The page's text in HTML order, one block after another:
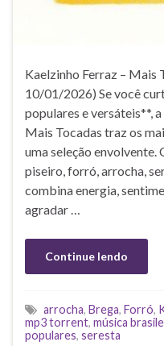
Kaelzinho Ferraz – Mais
10/01/2026) Se você
populares e versáteis**,
Mais Tocadas traz os
uma seleção
piseiro, forró, arrocha,
combina energia,
agradar …
Continue lendo
arrocha, Brega, Forró,
mp3 torrent, música
populares, seresta